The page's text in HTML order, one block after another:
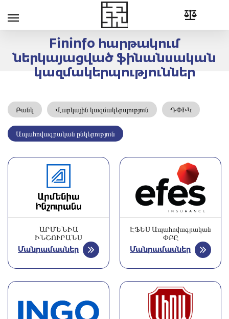
Fininfo հարթակում
ներկայացված ֆինանսական
կազմակերպություններ
Բանկ Վարկային կազմակերպություն ԴՓԻԿ
Ապահովագրական ընկերություն
ԱՐՄԵՆԻԱ
ԻՆՇՈՒՐԱՆՍ
Մանրամասներ
ԷՖԵՍ Ապահովագրական
ՓԲԸ
Մանրամասներ